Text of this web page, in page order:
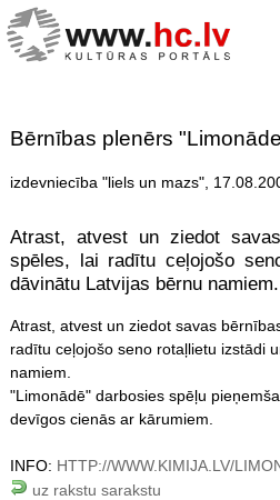
Bērnības plenērs
izdevniecība "liels un mazs",
Atrast, atvest un ziedot
spēles, lai radītu ceļojošo
dāvinātu Latvijas bērnu namiem.
Atrast, atvest un ziedot savas
radītu ceļojošo seno rotaļlietu izstādi
namiem.
"Limonādē" darbosies spēļu
devīgos cienās ar kārumiem.
INFO: HTTP://WWW.KIMIJA.LV/
uz rakstu sarakstu